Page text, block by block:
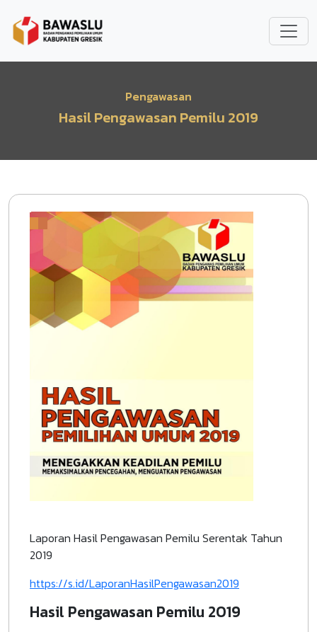
Pengawasan
Hasil Pengawasan Pemilu 2019
Laporan Hasil Pengawasan Pemilu Serentak Tahun
2019
https://s.id/LaporanHasilPengawasan2019
Hasil Pengawasan Pemilu 2019